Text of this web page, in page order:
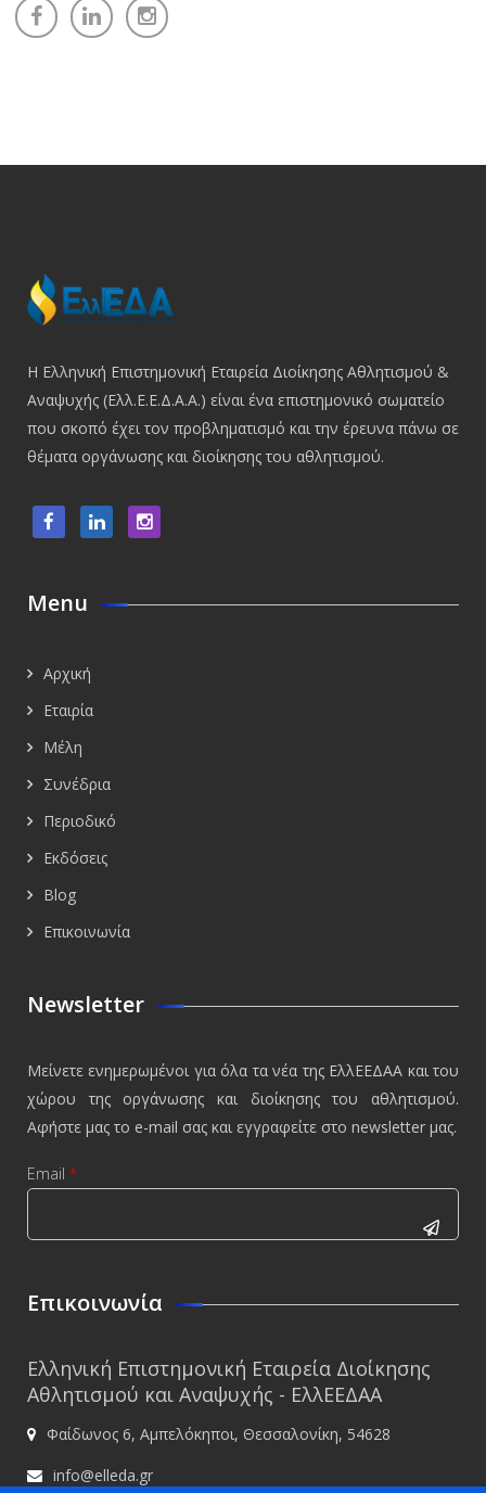
Η Ελληνική Επιστημονική Εταιρεία Διοίκησης Αθλητισμού &
Αναψυχής (Ελλ.Ε.Ε.Δ.Α.Α.) είναι ένα επιστημονικό σωματείο
που σκοπό έχει τον προβληματισμό και την έρευνα πάνω σε
θέματα οργάνωσης και διοίκησης του αθλητισμού.
Menu
Αρχική
Εταιρία
Μέλη
Συνέδρια
Περιοδικό
Εκδόσεις
Blog
Επικοινωνία
Newsletter
Μείνετε ενημερωμένοι για όλα τα νέα της ΕλλΕΕΔΑΑ και του
χώρου της οργάνωσης και διοίκησης του αθλητισμού.
Αφήστε μας το e-mail σας και εγγραφείτε στο newsletter μας.
Email *
This
whether or
not you are
a human
visitor and
Επικοινωνία
Ελληνική Επιστημονική Εταιρεία Διοίκησης
Αθλητισμού και Αναψυχής - ΕλλΕΕΔΑΑ
Φαίδωνος 6, Αμπελόκηποι, Θεσσαλονίκη, 54628
info@elleda.gr